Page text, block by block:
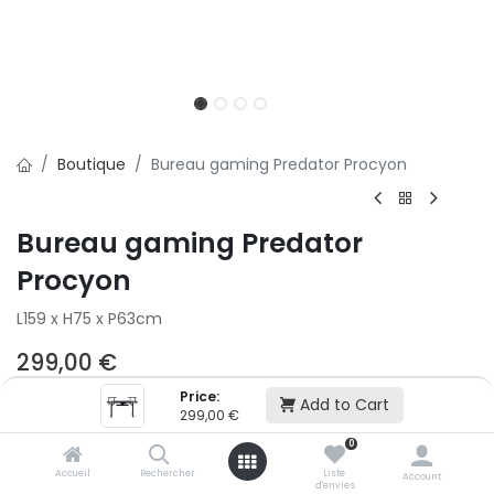
Price:
299,00 € Add to Cart
Accueil Rechercher
0
Liste
d'envies
Account
Boutique Bureau gaming Predator Procyon
Bureau gaming Predator
Procyon
L159 x H75 x P63cm
299,00 €
Ajouter au panier